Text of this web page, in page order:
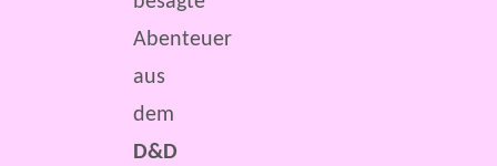
Abenteuer
aus
dem
D&D